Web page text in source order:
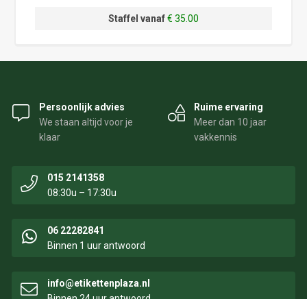
Staffel vanaf€ 35.00
Persoonlijk advies
We staan altijd voor je
klaar
Ruime ervaring
Meer dan 10 jaar
vakkennis
015 2141358
08:30u – 17:30u
06 22282841
Binnen 1 uur antwoord
info@etikettenplaza.nl